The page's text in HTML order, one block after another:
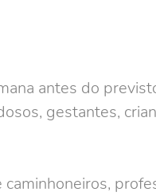
antes do
gestantes,